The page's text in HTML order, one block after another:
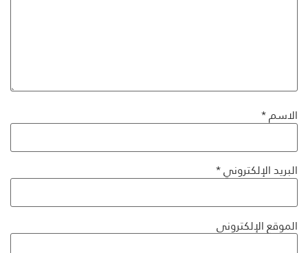
الاسم*
البريد الإلكتروني*
الموقع الإلكتروني